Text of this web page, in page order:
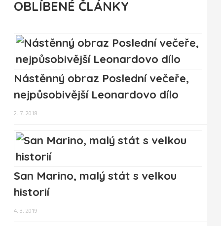
OBLÍBENÉ ČLÁNKY
Nástěnný obraz Poslední večeře,
nejpůsobivější Leonardovo dílo
2. 7. 2018
San Marino, malý stát s velkou
historií
4. 3. 2019